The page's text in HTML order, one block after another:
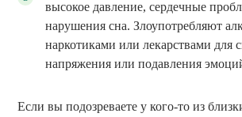
высокое давление, сердечные
нарушения сна. Злоупотребляют
наркотиками или лекарствами для
напряжения или подавления
Если вы подозреваете у кого-то из